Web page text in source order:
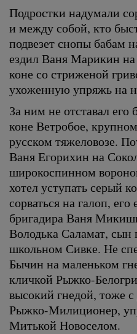
Подростки надумали
и между собой, кто
подвезет снопы бабам
ездил Ваня Марикин
коне со стриженой
ухоженную упряжь на
За ним не отставал его
коне Ветробое,
русском тяжеловозе.
Ваня Егорихин на
широкоспинном
хотел уступать серый
сорваться на галоп,
бригадира Ваня
Володька Саламат,
школьном Сивке. Не
Бычин на маленьком
кличкой Рыжко-
высокий гнедой, тоже
Рыжко-Милиционер,
Митькой Новоселом.